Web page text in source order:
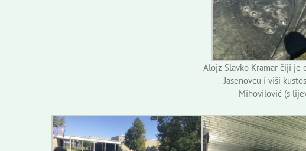
Alojz Slavko Kramar čiji je
Jasenovcu i viši
Mihovilović (s